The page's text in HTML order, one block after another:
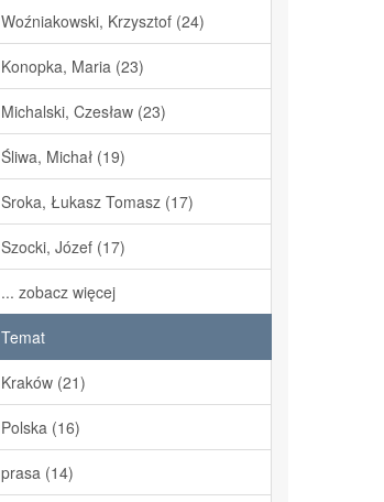
Woźniakowski, Krzysztof (24)
Konopka, Maria (23)
Michalski, Czesław (23)
Śliwa, Michał (19)
Sroka, Łukasz Tomasz (17)
Szocki, Józef (17)
... zobacz więcej
Temat
Kraków (21)
Polska (16)
prasa (14)